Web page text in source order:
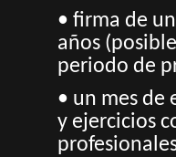
• firma de
años
periodo de
• un mes de
y ejercicios